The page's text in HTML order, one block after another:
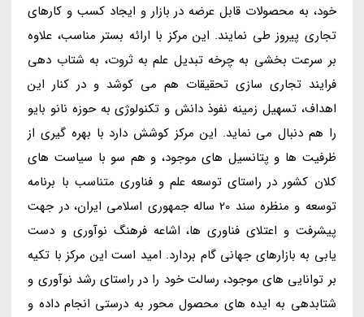
خود، به محصولات قابل عرضه در بازار و ایجاد کسب و کارهای
تجاری پیروز طی نمایند. این مرکز با ارائه بستر مناسب، علاوه
بر سرعت بخشی به چرخه تبدیل علم به ثروت، به شتاب دهی
فرایند تجاری سازی تحقیقات هم می کوشد و در کنار این
اهداف، تسهیل زمینه نفوذ دانش و تکنولوژی به حوزه نانو بایو
را هم دنبال می نماید. این مرکز کوشش دارد با بهره گیری از
ظرفیت ها و پتانسیل های موجود، و هم سو با سیاست های
کلان کشور در راستای توسعه علم و فناوری متناسب با برنامه
توسعه و منظره سند 20 ساله جمهوری اسلامی ایران، در جهت
پیشرفت و اعتلای فناوری ها، اشاعه فرهنگ نوآوری و دست
یابی به بازارهای جهانی گام بردارد. امید است این مرکز با تکیه
بر توانایی های موجود، رسالت خود را در راستای رشد نوآوری و
شتابدهی به ایده های محصول محور به درستی انجام داده و